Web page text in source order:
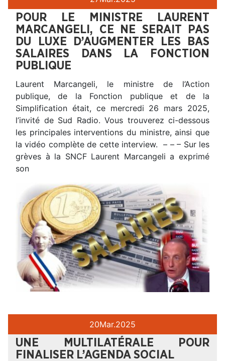
POUR LE MINISTRE LAURENT
MARCANGELI, CE NE SERAIT PAS
DU LUXE D’AUGMENTER LES BAS
SALAIRES DANS LA FONCTION
PUBLIQUE
Laurent Marcangeli, le ministre de l’Action
publique, de la Fonction publique et de la
Simplification était, ce mercredi 26 mars 2025,
l’invité de Sud Radio. Vous trouverez ci-dessous
les principales interventions du ministre, ainsi que
la vidéo complète de cette interview. – – – Sur les
grèves à la SNCF Laurent Marcangeli a exprimé
son
20Mar.2025
UNE MULTILATÉRALE POUR
FINALISER L’AGENDA SOCIAL